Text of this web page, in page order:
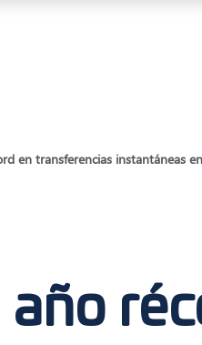
en transferencias instantáneas